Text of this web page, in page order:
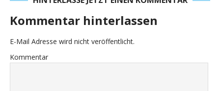
Kommentar hinterlassen
E-Mail Adresse wird nicht veröffentlicht.
Kommentar